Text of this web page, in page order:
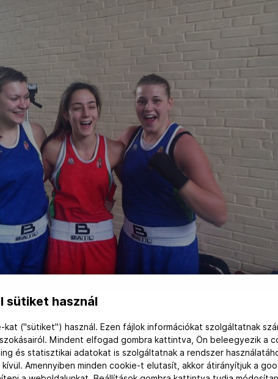
a vasárnapi döntőkben, sorrendben az ifi Wurst Nikolett, a
Ancsin Kata. Aranyérmet egyedül a junior Hegedűs
A döntők részletesen:
Ulvund Norvégia 9:15
sütiket használ
kat ("sütiket") használ. Ezen fájlok információkat szolgáltatnak
Mindent elfogad gombra kattintva, Ön beleegyezik a
és statisztikai adatokat is szolgáltatnak a rendszer
Amennyiben minden cookie-t elutasít, akkor átirányítjuk a